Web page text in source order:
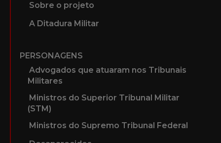
Sobre o projeto
A Ditadura Militar
PERSONAGENS
Advogados que atuaram nos Tribunais
Militares
Ministros do Superior Tribunal Militar
(STM)
Ministros do Supremo Tribunal Federal